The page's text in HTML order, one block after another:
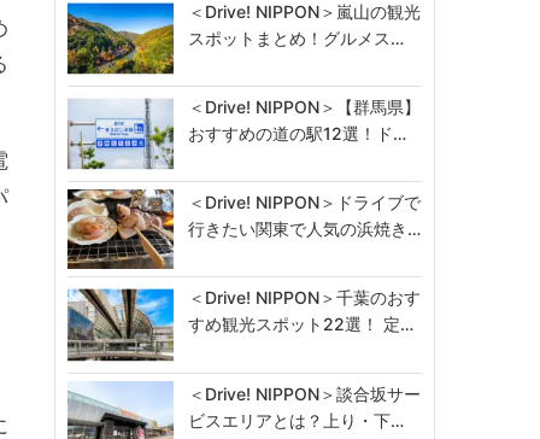
＜Drive! NIPPON＞嵐山の観光
スポットまとめ！グルメス…
＜Drive! NIPPON＞【群馬県】
おすすめの道の駅12選！ド…
＜Drive! NIPPON＞ドライブで
行きたい関東で人気の浜焼き…
＜Drive! NIPPON＞千葉のおす
すめ観光スポット22選！ 定…
＜Drive! NIPPON＞談合坂サー
ビスエリアとは？上り・下…